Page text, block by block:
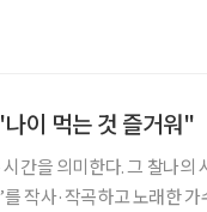
이 먹는 것 즐거워"
간을 의미한다. 그 찰나의
작사·작곡하고 노래한